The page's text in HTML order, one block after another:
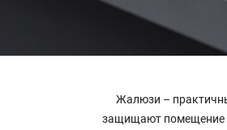
Жалюзи –
защищают помещение